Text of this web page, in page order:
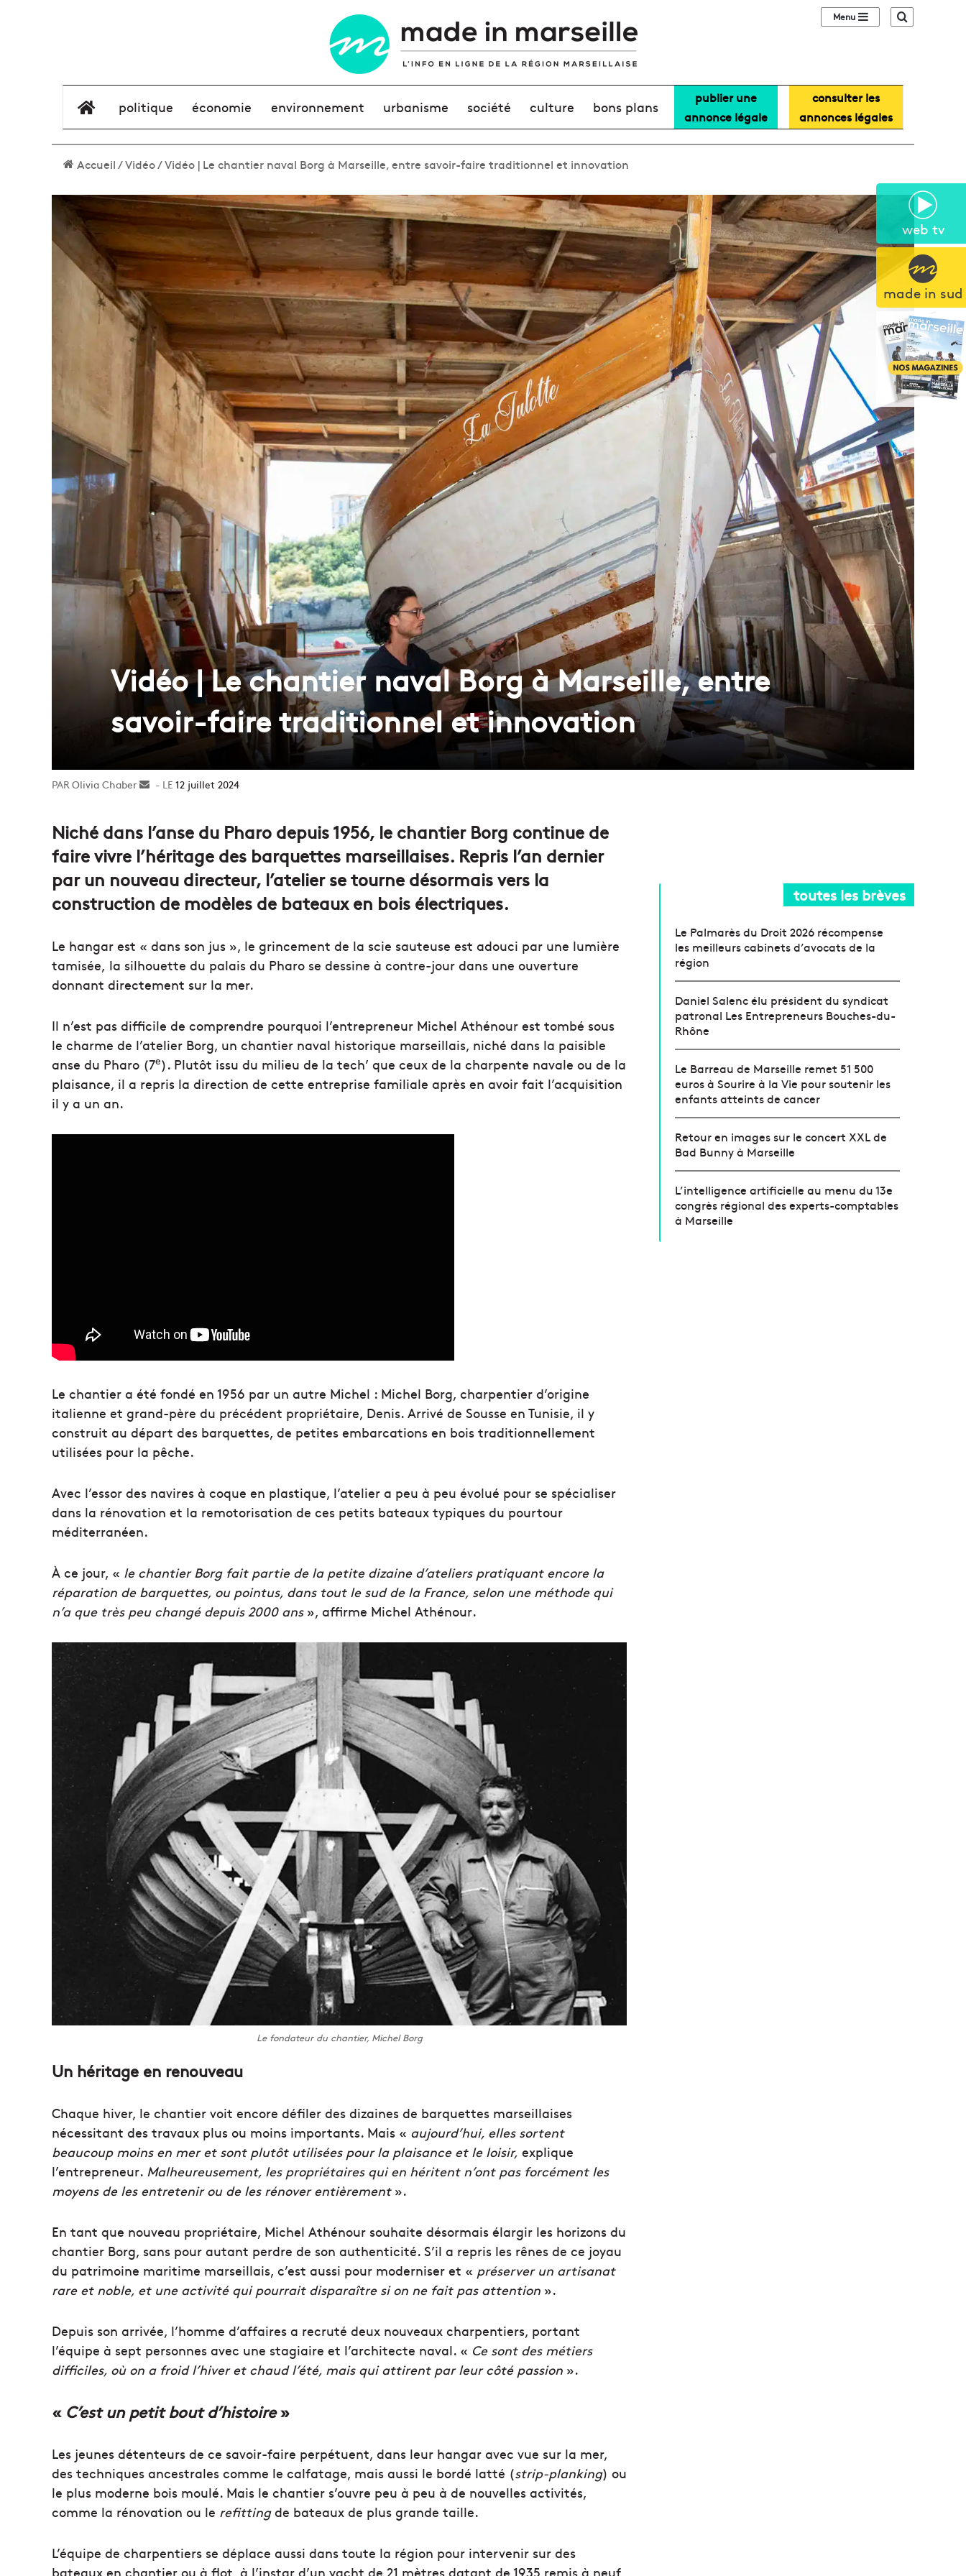
web tv
made in sud
Sidebar (barre
élément de menu
politique économie environnement urbanisme société culture bons plans
publier une
annonce légale
consulter les
annonces légales
Accueil/Vidéo/Vidéo | Le chantier naval Borg à Marseille, entre savoir-faire traditionnel et innovation
Vidéo | Le chantier naval Borg à Marseille, entre
savoir-faire traditionnel et innovation
Olivia Chaber
Envoyer12 juillet 2024
Niché dans l’anse du Pharo depuis 1956, le chantier Borg continue de
faire vivre l’héritage des barquettes marseillaises. Repris l’an dernier
par un nouveau directeur, l’atelier se tourne désormais vers la
construction de modèles de bateaux en bois électriques.
Le hangar est « dans son jus », le grincement de la scie sauteuse est adouci par une lumière
tamisée, la silhouette du palais du Pharo se dessine à contre-jour dans une ouverture
donnant directement sur la mer.
Il n’est pas difficile de comprendre pourquoi l’entrepreneur Michel Athénour est tombé sous
le charme de l’atelier Borg, un chantier naval historique marseillais, niché dans la paisible
anse du Pharo (7e). Plutôt issu du milieu de la tech’ que ceux de la charpente navale ou de la
plaisance, il a repris la direction de cette entreprise familiale après en avoir fait l’acquisition
il y a un an.
Le chantier a été fondé en 1956 par un autre Michel : Michel Borg, charpentier d’origine
italienne et grand-père du précédent propriétaire, Denis. Arrivé de Sousse en Tunisie, il y
construit au départ des barquettes, de petites embarcations en bois traditionnellement
utilisées pour la pêche.
Avec l’essor des navires à coque en plastique, l’atelier a peu à peu évolué pour se spécialiser
dans la rénovation et la remotorisation de ces petits bateaux typiques du pourtour
méditerranéen.
À ce jour, « le chantier Borg fait partie de la petite dizaine d’ateliers pratiquant encore la
réparation de barquettes, ou pointus, dans tout le sud de la France, selon une méthode qui
n’a que très peu changé depuis 2000 ans », affirme Michel Athénour.
Le fondateur du chantier, Michel Borg
Un héritage en renouveau
Chaque hiver, le chantier voit encore défiler des dizaines de barquettes marseillaises
nécessitant des travaux plus ou moins importants. Mais « aujourd’hui, elles sortent
beaucoup moins en mer et sont plutôt utilisées pour la plaisance et le loisir, explique
l’entrepreneur. Malheureusement, les propriétaires qui en héritent n’ont pas forcément les
moyens de les entretenir ou de les rénover entièrement ».
En tant que nouveau propriétaire, Michel Athénour souhaite désormais élargir les horizons du
chantier Borg, sans pour autant perdre de son authenticité. S’il a repris les rênes de ce joyau
du patrimoine maritime marseillais, c’est aussi pour moderniser et « préserver un artisanat
rare et noble, et une activité qui pourrait disparaître si on ne fait pas attention ».
Depuis son arrivée, l’homme d’affaires a recruté deux nouveaux charpentiers, portant
l’équipe à sept personnes avec une stagiaire et l’architecte naval. « Ce sont des métiers
difficiles, où on a froid l’hiver et chaud l’été, mais qui attirent par leur côté passion ».
« C’est un petit bout d’histoire»
Les jeunes détenteurs de ce savoir-faire perpétuent, dans leur hangar avec vue sur la mer,
des techniques ancestrales comme le calfatage, mais aussi le bordé latté (strip-planking) ou
le plus moderne bois moulé. Mais le chantier s’ouvre peu à peu à de nouvelles activités,
comme la rénovation ou le refitting de bateaux de plus grande taille.
L’équipe de charpentiers se déplace aussi dans toute la région pour intervenir sur des
bateaux en chantier ou à flot, à l’instar d’un yacht de 21 mètres datant de 1935 remis à neuf
toutes les brèves
Le Palmarès du Droit 2026 récompense
les meilleurs cabinets d’avocats de la
région
Daniel Salenc élu président du syndicat
patronal Les Entrepreneurs Bouches-du-
Rhône
Le Barreau de Marseille remet 51 500
euros à Sourire à la Vie pour soutenir les
enfants atteints de cancer
Retour en images sur le concert XXL de
Bad Bunny à Marseille
L’intelligence artificielle au menu du 13e
congrès régional des experts-comptables
à Marseille